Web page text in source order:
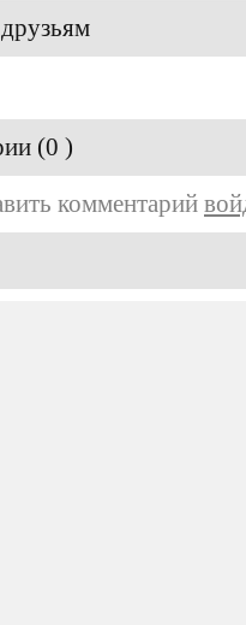
друзьям
(0 )
комментарий